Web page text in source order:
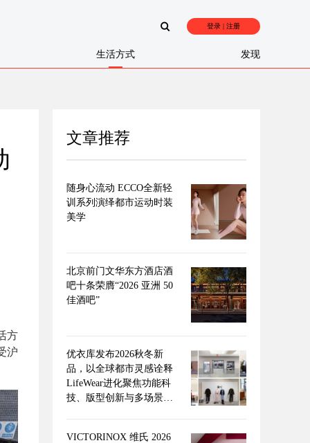
登录 | 注册
生活方式 发现
方
沪
文章推荐
随身心流动 ECCO全新轻
训系列演绎都市运动时装
美学
北京前门文华东方酒店酒
吧十条荣膺“2026 亚洲 50
佳酒吧”
优衣库发布2026秋冬新
品，以全球都市灵感诠释
LifeWear进化聚焦功能科
技、版型创新与多场景适
VICTORINOX 维氏 2026